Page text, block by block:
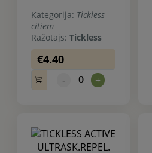
Kategorija: Tickless
citiem
Ražotājs: Tickless
€4.40
- 0 +